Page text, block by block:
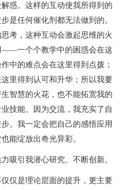
惑。这样的互动使我所得到的
是任何催化剂都无法做到的。
考，这种互动会激起思维的火
——一个个教学中的困惑会在这
中的难点会在这里得到点拨；
里得到认可和升华；所以我要
智慧的火花，也不能拓宽我的
技能。因为交流，我充实了自
。我一定会把自己的感悟应用
能绽放出奇光异彩。
吸引我潜心研究、不断创新。
仅是理论层面的提升，更主要